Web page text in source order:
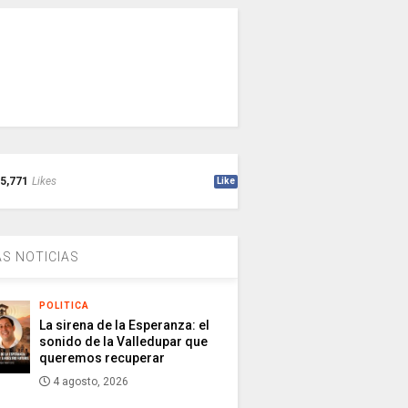
5,771 Likes Like
NOTICIAS
POLITICA
La sirena de la Esperanza: el
sonido de la Valledupar que
queremos recuperar
4 agosto, 2026